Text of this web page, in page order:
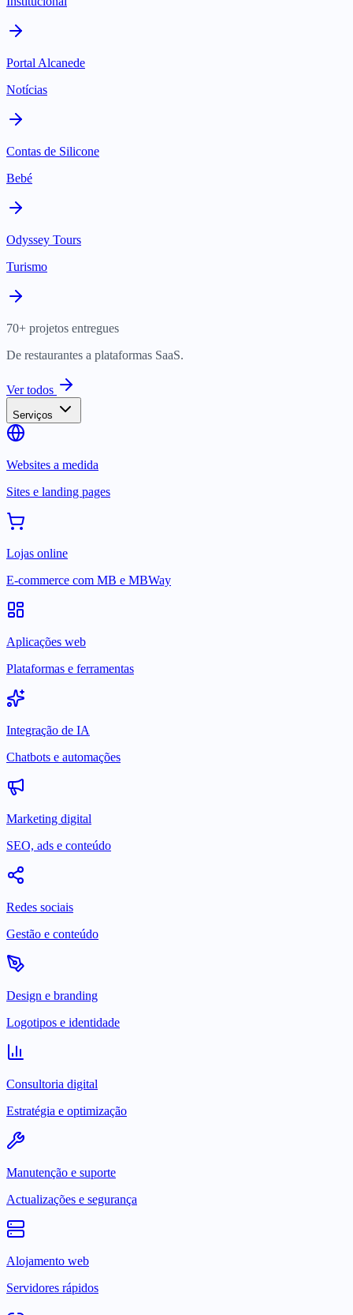
Portal Alcanede
Notícias
Contas de Silicone
Bebé
Odyssey Tours
Turismo
70+ projetos entregues
De restaurantes a plataformas SaaS.
Ver todos
Serviços
Websites a medida
Sites e landing pages
Lojas online
E-commerce com MB e MBWay
Aplicações web
Plataformas e ferramentas
Integração de IA
Chatbots e automações
Marketing digital
SEO, ads e conteúdo
Redes sociais
Gestão e conteúdo
Design e branding
Logotipos e identidade
Consultoria digital
Estratégia e optimização
Manutenção e suporte
Actualizações e segurança
Alojamento web
Servidores rápidos